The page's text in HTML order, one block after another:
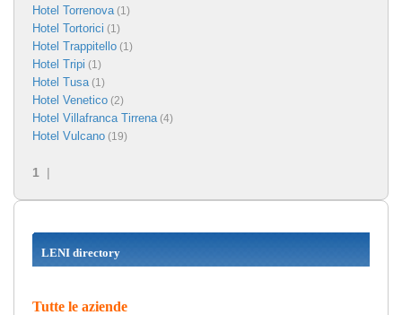
Hotel Torrenova(1)
Hotel Tortorici (1)
Hotel Trappitello (1)
Hotel Tripi (1)
Hotel Tusa(1)
Hotel Venetico (2)
Hotel Villafranca Tirrena(4)
Hotel Vulcano (19)
1 |
LENI directory
Tutte le aziende